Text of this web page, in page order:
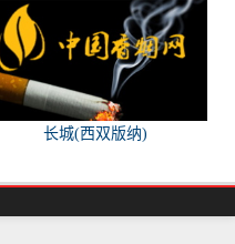
长城(西双版纳)